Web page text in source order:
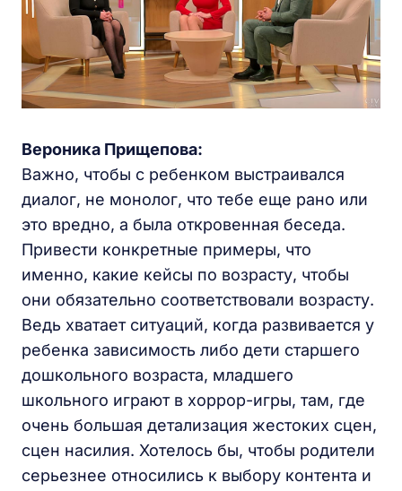
Вероника Прищепова:
Важно, чтобы с ребенком выстраивался
диалог, не монолог, что тебе еще рано или
это вредно, а была откровенная беседа.
Привести конкретные примеры, что
именно, какие кейсы по возрасту, чтобы
они обязательно соответствовали возрасту.
Ведь хватает ситуаций, когда развивается у
ребенка зависимость либо дети старшего
дошкольного возраста, младшего
школьного играют в хоррор-игры, там, где
очень большая детализация жестоких сцен,
сцен насилия. Хотелось бы, чтобы родители
серьезнее относились к выбору контента и